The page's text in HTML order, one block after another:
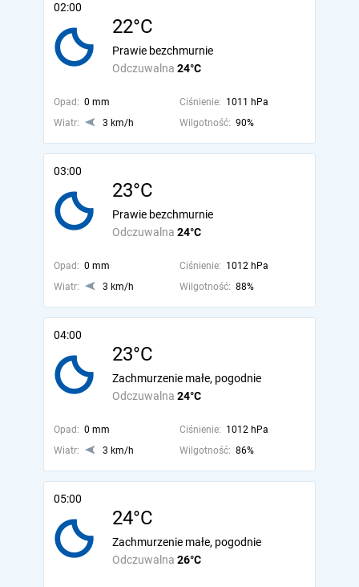
02:00
22°C
Odczuwalna 24°C
Prawie bezchmurnie
Opad: 0 mm Ciśnienie: 1011 hPa
Wiatr:
3 km/h Wilgotność: 90%
03:00
23°C
Odczuwalna 24°C
Prawie bezchmurnie
Opad: 0 mm Ciśnienie: 1012 hPa
Wiatr:
3 km/h Wilgotność: 88%
04:00
23°C
Odczuwalna 24°C
Zachmurzenie małe, pogodnie
Opad: 0 mm Ciśnienie: 1012 hPa
Wiatr:
3 km/h Wilgotność: 86%
05:00
24°C
Odczuwalna 26°C
Zachmurzenie małe, pogodnie